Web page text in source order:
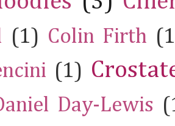
(1) Colin Firth
(1)
Day-Lewis